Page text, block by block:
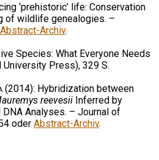
‘prehistoric’ life: Conservation
of wildlife genealogies. –
Abstract-Archiv.
Species: What Everyone Needs
Press), 329 S.
(2014): Hybridization between
reevesii Inferred by
Analyses. – Journal of
oder Abstract-Archiv.